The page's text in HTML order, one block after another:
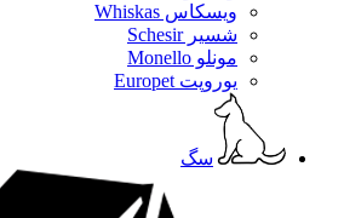
ویسکاس Whiskas
شسیر Schesir
مونلو Monello
یوروپت Europet
سگ